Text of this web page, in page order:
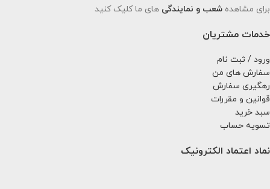
برای مشاهده شعب و نمایندگی های ما کلیک کنید
خدمات مشتریان
ورود / ثبت نام
سفارش های من
رهگیری سفارش
قوانین و مقررات
سبد خرید
تسویه حساب
نماد اعتماد الکترونیک